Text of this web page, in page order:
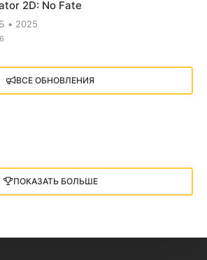
2D: No Fate
2025
(2018)
2018
ВСЕ ОБНОВЛЕНИЯ
ПОКАЗАТЬ БОЛЬШЕ